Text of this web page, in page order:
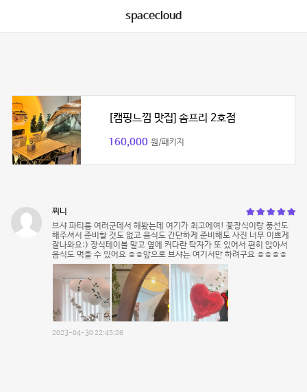
spacecloud
[캠핑느낌 맛집] 솜프리 2호점
160,000 원/패키지
찌니
브샤 파티룸 여러군데서 해봤는데 여기가 최고에여! 꽃장식이랑 풍선도
해주셔서 준비할 것도 없고 음식도 간단하게 준비해도 사진 너무 이쁘게
잘나와요:) 장식테이블 말고 옆에 커다란 탁자가 또 있어서 편히 앉아서
음식도 먹을 수 있어요 ㅎㅎ앞으로 브샤는 여기서만 하려구요 ㅎㅎㅎㅎ
2023-04-30 22:45:26